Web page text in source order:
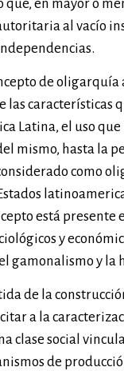
en mayor o
al vacío
de
las características
Latina, el uso que
mismo, hasta la
como
está presente
y
gamonalismo y la
de la
a la
clase social
de